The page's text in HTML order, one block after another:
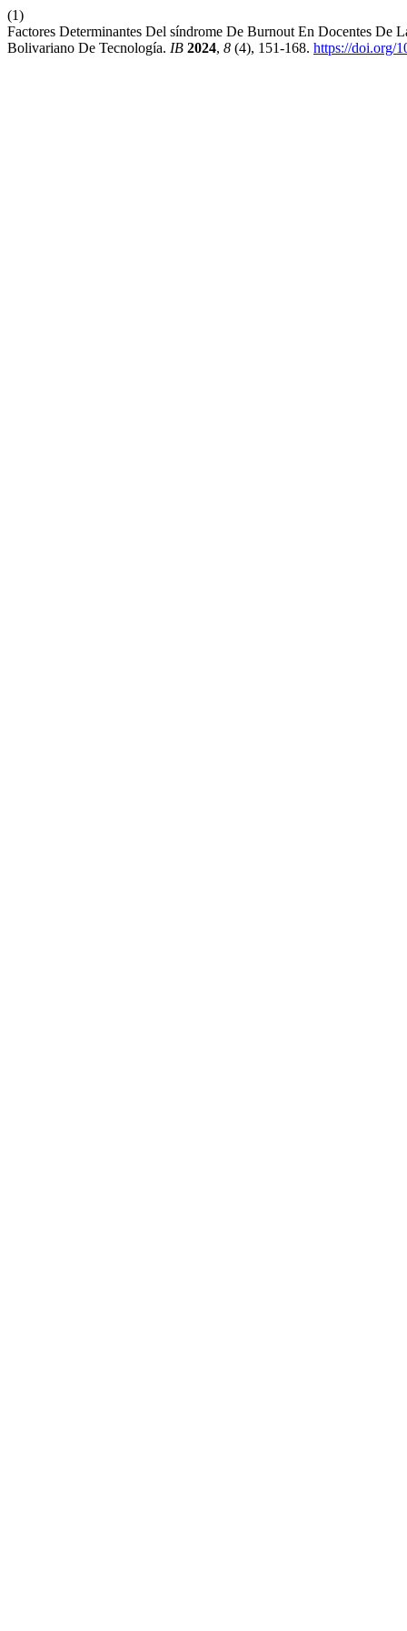
(1)
Factores Determinantes Del síndrome De Burnout En Docentes De
Bolivariano De Tecnología. IB 2024, 8 (4), 151-168. https://doi.org/